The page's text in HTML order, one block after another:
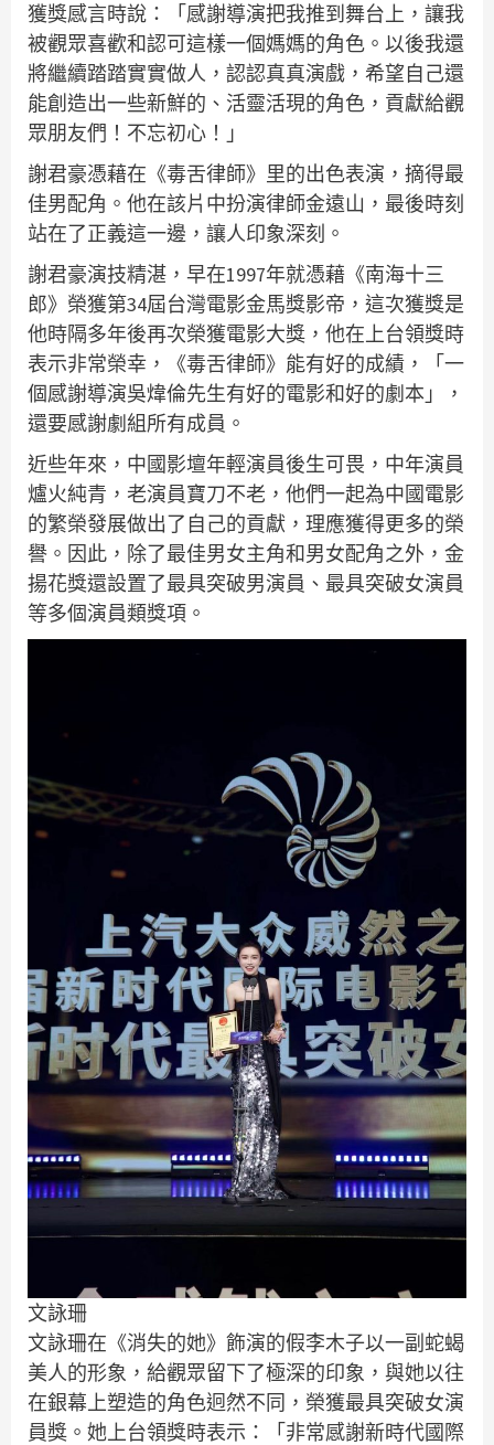
獲獎感言時說：「感謝導演把我推到舞台上，讓我
被觀眾喜歡和認可這樣一個媽媽的角色。以後我還
將繼續踏踏實實做人，認認真真演戲，希望自己還
能創造出一些新鮮的、活靈活現的角色，貢獻給觀
眾朋友們！不忘初心！」
謝君豪憑藉在《毒舌律師》里的出色表演，摘得最
佳男配角。他在該片中扮演律師金遠山，最後時刻
站在了正義這一邊，讓人印象深刻。
謝君豪演技精湛，早在1997年就憑藉《南海十三
郎》榮獲第34屆台灣電影金馬獎影帝，這次獲獎是
他時隔多年後再次榮獲電影大獎，他在上台領獎時
表示非常榮幸，《毒舌律師》能有好的成績，「一
個感謝導演吳煒倫先生有好的電影和好的劇本」，
還要感謝劇組所有成員。
近些年來，中國影壇年輕演員後生可畏，中年演員
爐火純青，老演員寶刀不老，他們一起為中國電影
的繁榮發展做出了自己的貢獻，理應獲得更多的榮
譽。因此，除了最佳男女主角和男女配角之外，金
揚花獎還設置了最具突破男演員、最具突破女演員
等多個演員類獎項。
文詠珊
文詠珊在《消失的她》飾演的假李木子以一副蛇蝎
美人的形象，給觀眾留下了極深的印象，與她以往
在銀幕上塑造的角色迥然不同，榮獲最具突破女演
員獎。她上台領獎時表示：「非常感謝新時代國際